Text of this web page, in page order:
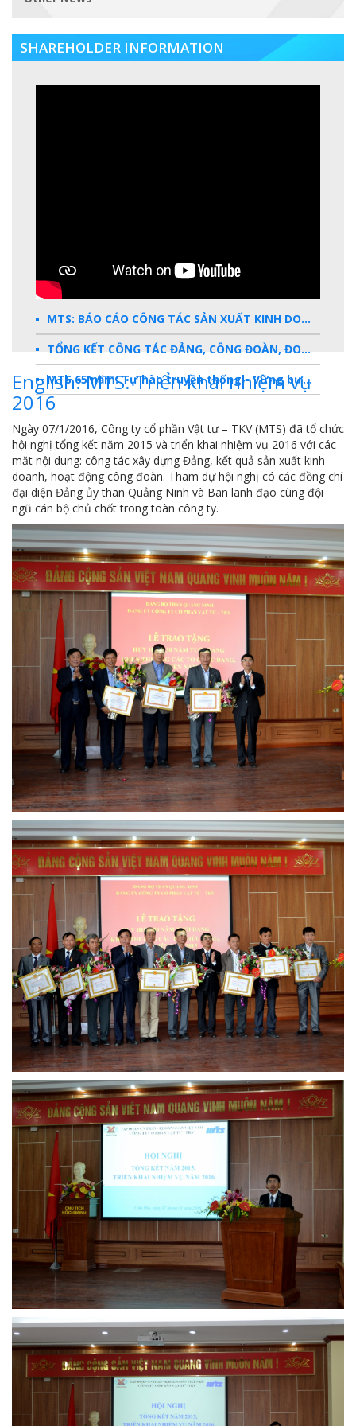
SHAREHOLDER INFORMATION
MTS: BÁO CÁO CÔNG TÁC SẢN XUẤT KINH DOANH 2025
TỔNG KẾT CÔNG TÁC ĐẢNG, CÔNG ĐOÀN, ĐOÀN THANH NIÊN 2025
MTS 65 năm: Tự hào truyền thống - Vững bước Tương lai
Dấu ấn MTS 2024
TKV- Niềm tự hào của ngành năng lượng Việt Nam
Báo cáo tổng kết hoạt động SXKD năm 2023
10 sự kiện tiêu biểu năm 2023
MTS -10 sự kiện nổi bật năm 2022
Bản tin số 358- Vinacomin news
COMINLUB - TỰ HÀO CHẶNG ĐƯỜNG 25 NĂM
TKV đẩy mạnh lộ trình tái cơ cấu
MTS - GIỚI THIỆU SẢN PHẨM COMINLUB HFS
MTS - ĐẢM BẢO CHẤT LƯỢNG VẬT TƯ NGÀNH MỎ
Video quy trình Bỏ phiếu Bầu cử sắp tới
MTS: KHÁNH THÀNH CỬA HÀNG XĂNG DẦU CẨM PHẢ
MTS: 5 NĂM - TỪ ĐẠI HỘI ĐẾN ĐẠI HỘI
Cách phòng chống covid-19 tại nơi làm việc
Sản phẩm dầu nhờn của Công ty CP Vật tư tạo ấn tượng tốt tại Lễ tổng kết
Cominlub: Dấu ấn 20 năm 12/11 (1997-2017)
MTS: Công nghệ hiện đại - Kết nối thông minh
Đồng hành vì sự phát triển lâu dài của MTS
MTS: Hưởng ứng tháng "An toàn-Vệ sinh lao động"
MTS: Sự kiện nổi bật trong tháng 3
Tuổi trẻ MTS: "Tâm sáng với việc, tận tụy với nghề" góp sức xây dựng công ty phát triển bền vững
MTS tham dự Hội diễn Nghệ thuật quần chúng TKV năm 2016
Nhà máy
English: MTS: Triển khai nhiệm vụ
2016
Ngày 07/1/2016, Công ty cổ phần Vật tư – TKV (MTS) đã tổ chức
hội nghị tổng kết năm 2015 và triển khai nhiệm vụ 2016 với các
mặt nội dung: công tác xây dựng Đảng, kết quả sản xuất kinh
doanh, hoạt động công đoàn. Tham dự hội nghị có các đồng chí
đại diện Đảng ủy than Quảng Ninh và Ban lãnh đạo cùng đội
ngũ cán bộ chủ chốt trong toàn công ty.